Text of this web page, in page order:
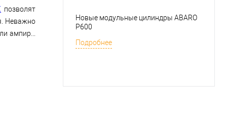
позволят
Неважно
ампир...
Новые модульные цилиндры ABARO
P600
Подробнее